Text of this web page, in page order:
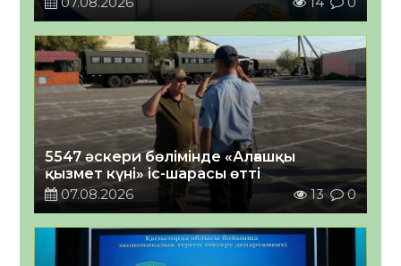
5547 әскери бөлімінде «Алғашқы
қызмет күні» іс-шарасы өтті
07.08.2026
13 0